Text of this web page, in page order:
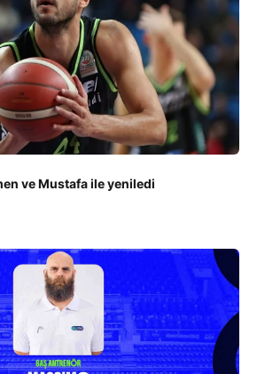
ve Mustafa ile yeniledi